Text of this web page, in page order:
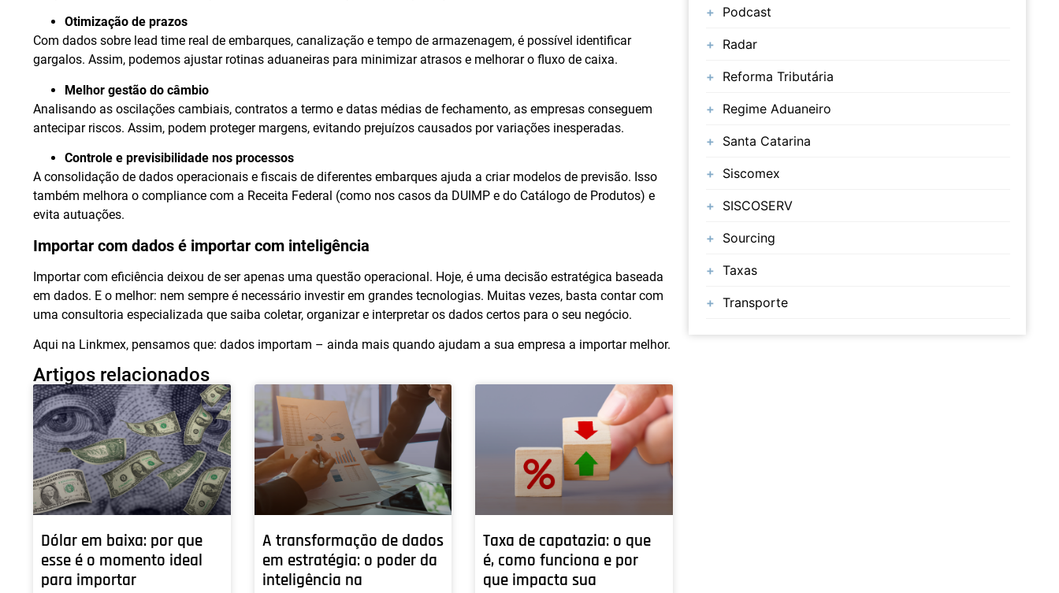
Otimização de prazos
Com dados sobre lead time real de embarques, canalização e tempo de armazenagem, é possível identificar
gargalos. Assim, podemos ajustar rotinas aduaneiras para minimizar atrasos e melhorar o fluxo de caixa.
Melhor gestão do câmbio
Analisando as oscilações cambiais, contratos a termo e datas médias de fechamento, as empresas conseguem
antecipar riscos. Assim, podem proteger margens, evitando prejuízos causados por variações inesperadas.
Controle e previsibilidade nos processos
A consolidação de dados operacionais e fiscais de diferentes embarques ajuda a criar modelos de previsão. Isso
também melhora o compliance com a Receita Federal (como nos casos da DUIMP e do Catálogo de Produtos) e
evita autuações.
Importar com dados é importar com inteligência
Importar com eficiência deixou de ser apenas uma questão operacional. Hoje, é uma decisão estratégica baseada
em dados. E o melhor: nem sempre é necessário investir em grandes tecnologias. Muitas vezes, basta contar com
uma consultoria especializada que saiba coletar, organizar e interpretar os dados certos para o seu negócio.
Aqui na Linkmex, pensamos que: dados importam – ainda mais quando ajudam a sua empresa a importar melhor.
Artigos relacionados
Dólar em baixa: por que
esse é o momento ideal
para importar
A transformação de dados
em estratégia: o poder da
inteligência na
Taxa de capatazia: o que
é, como funciona e por
que impacta sua
Podcast
Radar
Reforma Tributária
Regime Aduaneiro
Santa Catarina
Siscomex
SISCOSERV
Sourcing
Taxas
Transporte